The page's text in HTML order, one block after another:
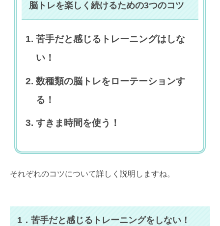
脳トレを楽しく続けるための3つのコツ
苦手だと感じるトレーニングはしな
い！
数種類の脳トレをローテーションす
る！
すきま時間を使う！
それぞれのコツについて詳しく説明しますね。
1．苦手だと感じるトレーニングをしない！